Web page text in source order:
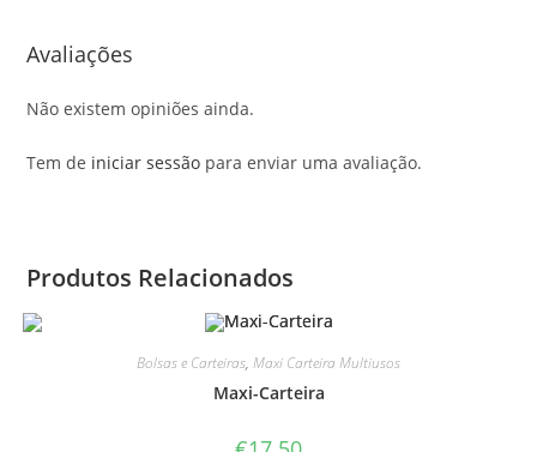
Avaliações
Não existem opiniões ainda.
Tem de iniciar sessão para enviar uma avaliação.
Produtos Relacionados
Bolsas e Carteiras, Maxi Carteira Multiusos
Maxi-Carteira